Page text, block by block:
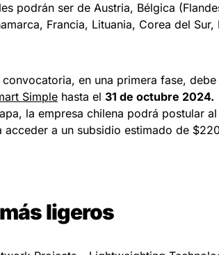
podrán ser de Austria, Bélgica
Francia, Lituania, Corea del
en una primera fase,
Simple hasta el 31 de octubre 2024.
la empresa chilena podrá postular
acceder a un subsidio estimado de
ligeros